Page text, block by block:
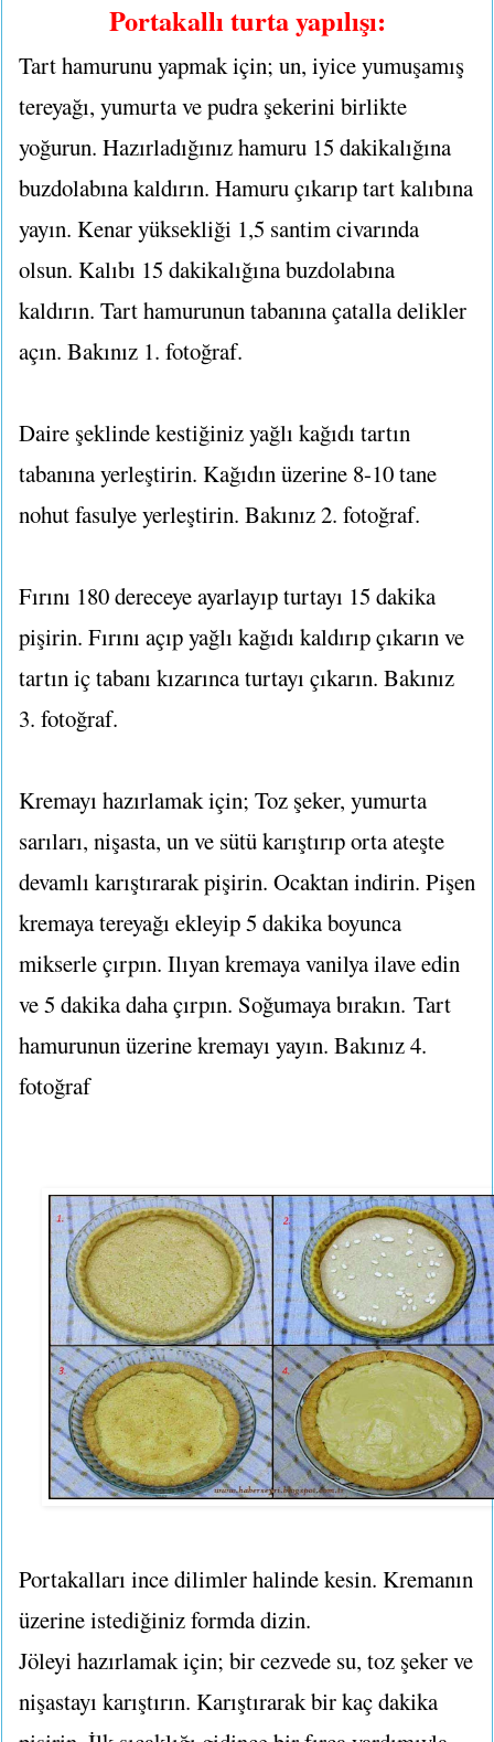
Portakallı turta yapılışı:
Tart hamurunu yapmak için; un, iyice yumuşamış
tereyağı, yumurta ve pudra şekerini birlikte
yoğurun. Hazırladığınız hamuru 15 dakikalığına
buzdolabına kaldırın. Hamuru çıkarıp tart kalıbına
yayın. Kenar yüksekliği 1,5 santim civarında
olsun. Kalıbı 15 dakikalığına buzdolabına
kaldırın. Tart hamurunun tabanına çatalla delikler
açın. Bakınız 1. fotoğraf.
Daire şeklinde kestiğiniz yağlı kağıdı tartın
tabanına yerleştirin. Kağıdın üzerine 8-10 tane
nohut fasulye yerleştirin. Bakınız 2. fotoğraf.
Fırını 180 dereceye ayarlayıp turtayı 15 dakika
pişirin. Fırını açıp yağlı kağıdı kaldırıp çıkarın ve
tartın iç tabanı kızarınca turtayı çıkarın. Bakınız
3. fotoğraf.
Kremayı hazırlamak için; Toz şeker, yumurta
sarıları, nişasta, un ve sütü karıştırıp orta ateşte
devamlı karıştırarak pişirin. Ocaktan indirin. Pişen
kremaya tereyağı ekleyip 5 dakika boyunca
mikserle çırpın. Ilıyan kremaya vanilya ilave edin
ve 5 dakika daha çırpın. Soğumaya bırakın. Tart
hamurunun üzerine kremayı yayın. Bakınız 4.
fotoğraf
Portakalları ince dilimler halinde kesin. Kremanın
üzerine istediğiniz formda dizin.
Jöleyi hazırlamak için; bir cezvede su, toz şeker ve
nişastayı karıştırın. Karıştırarak bir kaç dakika